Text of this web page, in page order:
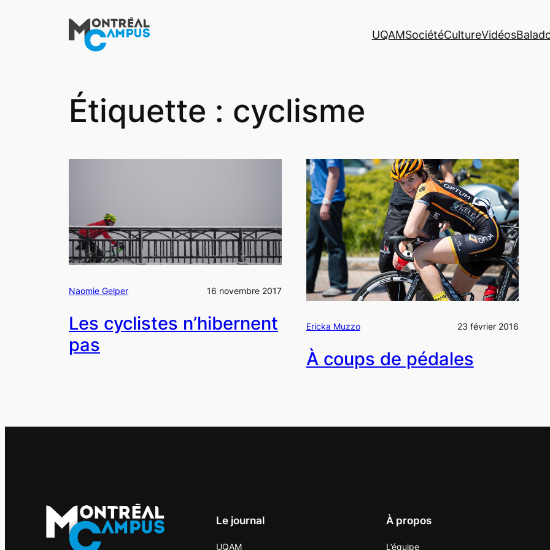
UQAMSociétéCultureVidéos
Étiquette : cyclisme
Naomie Gelper 16 novembre 2017
Les cyclistes n’hibernent
pas
Ericka Muzzo 23 février 2016
À coups de pédales
Le journal
UQAM
À propos
L’équipe